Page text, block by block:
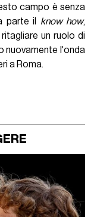
campo è senza
parte il know how,
un ruolo di
nuovamente l'onda
a Roma.